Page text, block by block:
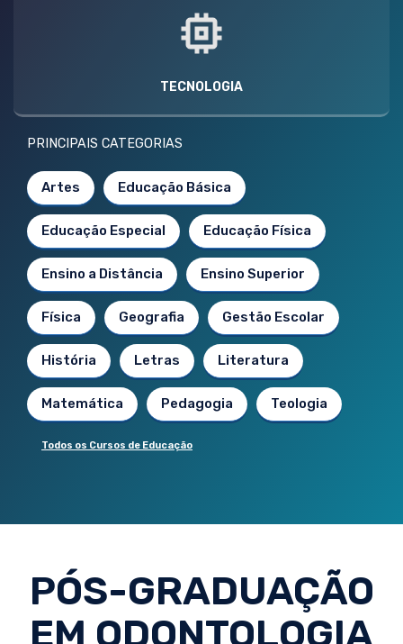
TECNOLOGIA
PRINCIPAIS CATEGORIAS
Artes Educação Básica
Educação Especial Educação Física
Ensino a Distância Ensino Superior
Física Geografia Gestão Escolar
História Letras Literatura
Matemática Pedagogia Teologia
Todos os Cursos de Educação
PÓS-GRADUAÇÃO
EM ODONTOLOGIA